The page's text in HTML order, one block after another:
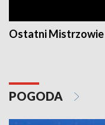
Ostatni Mistrzowie
POGODA